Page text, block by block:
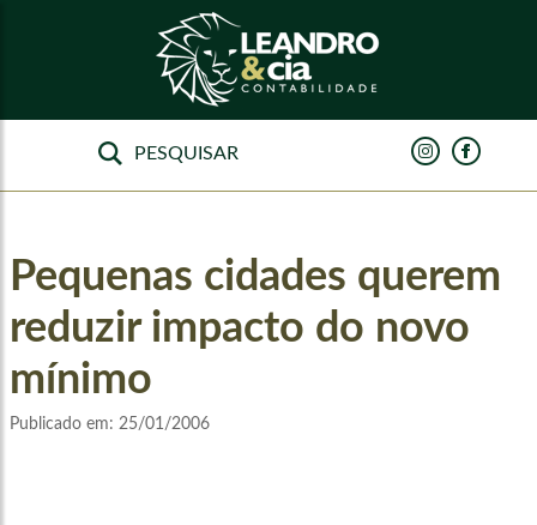
Pequenas cidades querem
reduzir impacto do novo
mínimo
Publicado em: 25/01/2006